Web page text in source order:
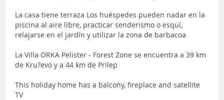
La casa tiene terraza Los huéspedes pueden nadar en la
piscina al aire libre, practicar senderismo o esquí,
relajarse en el jardín y utilizar la zona de barbacoa
La Villa ORKA Pelister - Forest Zone se encuentra a 39 km
de Kru?evo y a 44 km de Prilep
This holiday home has a balcony, fireplace and satellite
TV